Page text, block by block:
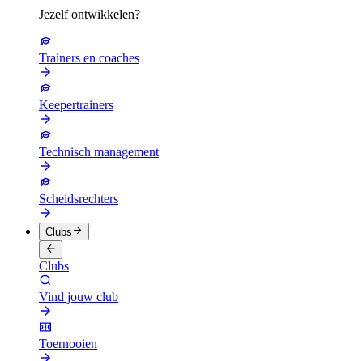
Jezelf ontwikkelen?
Trainers en coaches
Keepertrainers
Technisch management
Scheidsrechters
Clubs
Clubs
Vind jouw club
Toernooien